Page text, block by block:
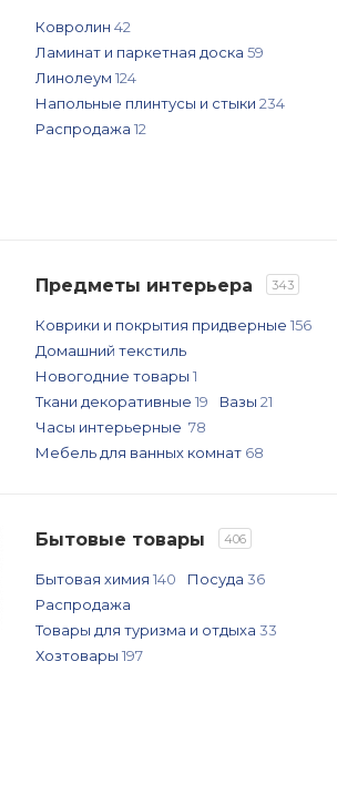
Ковролин 42
Ламинат и паркетная доска 59
Линолеум 124
Напольные плинтусы и стыки 234
Распродажа 12
Предметы интерьера 343
Коврики и покрытия придверные 156
Домашний текстиль
Новогодние товары 1
Ткани декоративные 19 Вазы 21
Часы интерьерные 78
Мебель для ванных комнат 68
Бытовые товары 406
Бытовая химия 140 Посуда 36
Распродажа
Товары для туризма и отдыха 33
Хозтовары 197